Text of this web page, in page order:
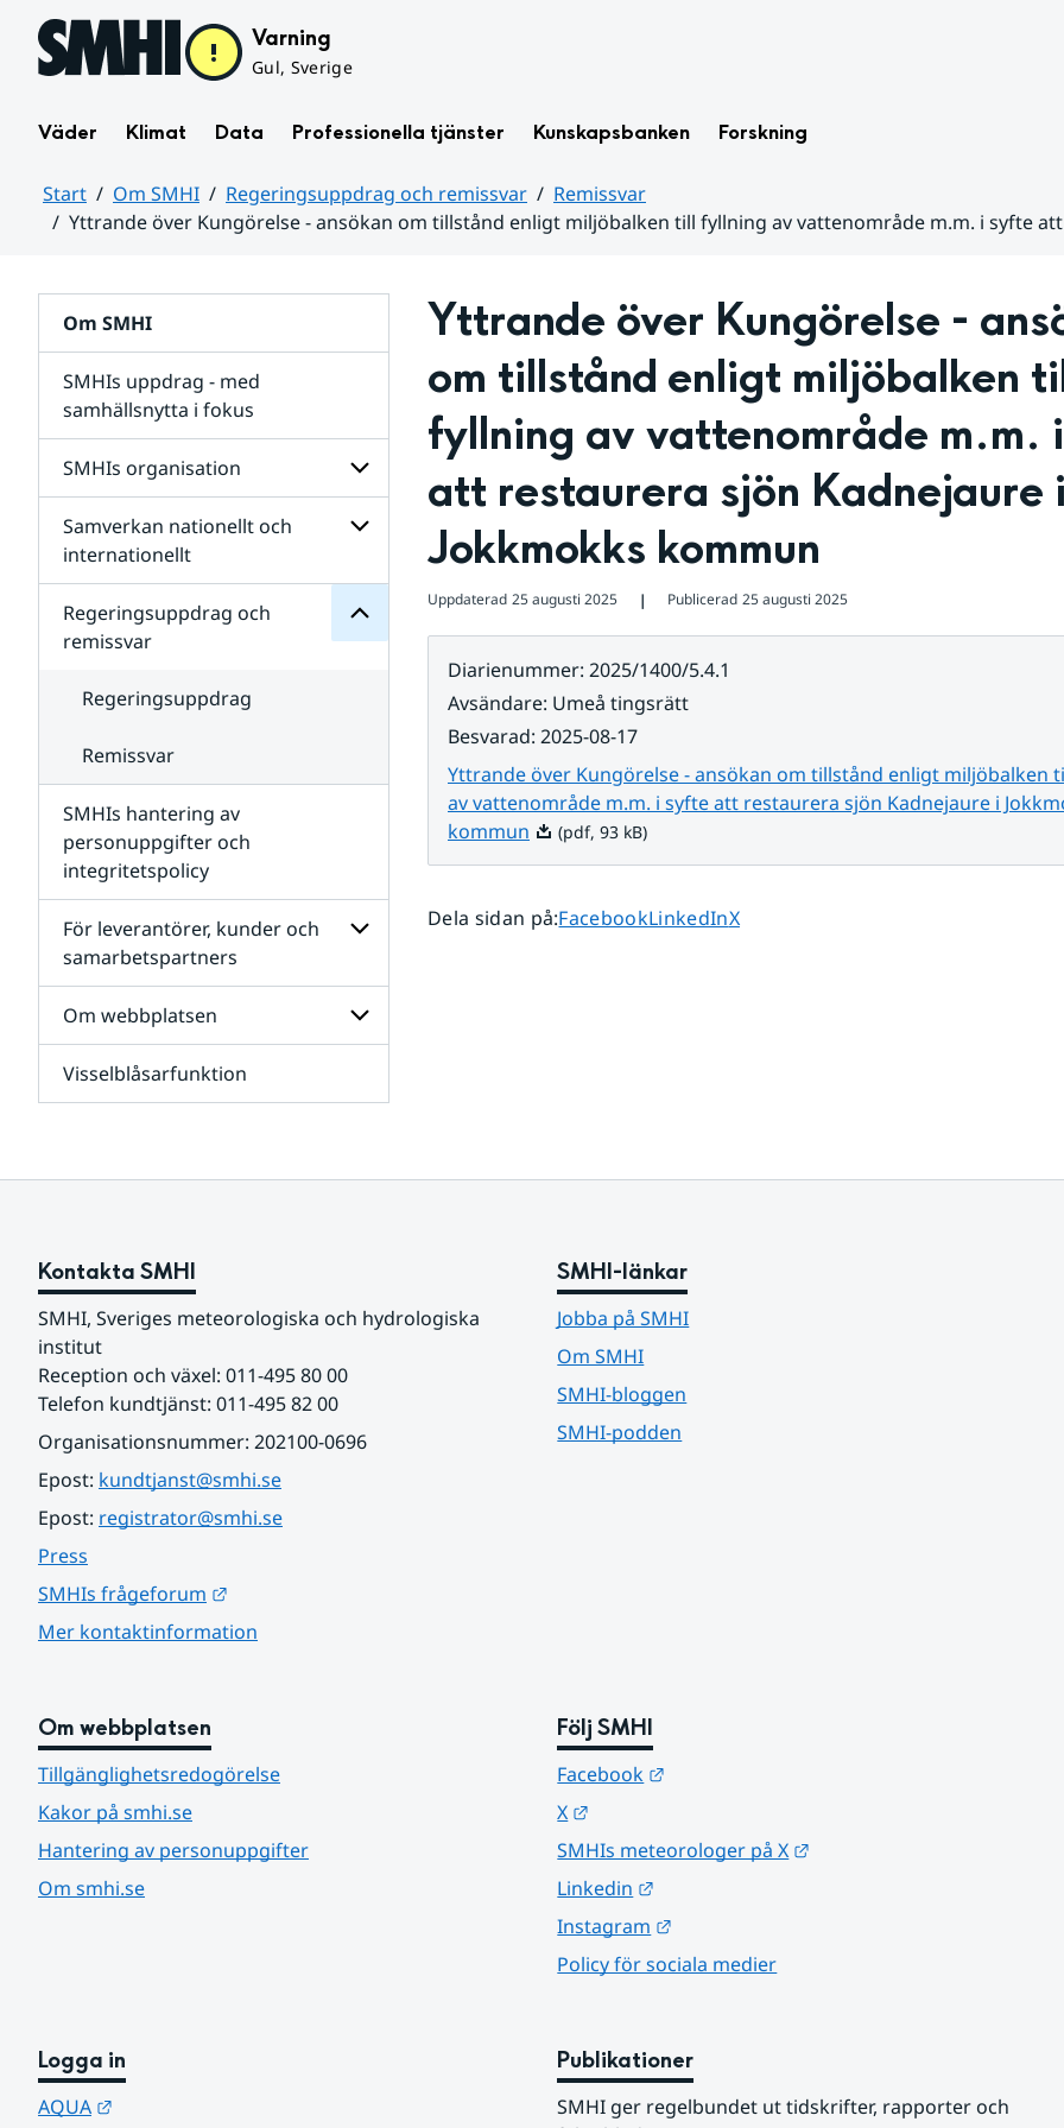
Hoppa till sidans innehåll Varning
Gul, Sverige
Väder Klimat Data Professionella tjänster Kunskapsbanken Forskning
Start Om SMHI Regeringsuppdrag och remissvar
Remissvar
Yttrande över Kungörelse - ansökan om tillstånd enligt miljöbalken till fyllning av vattenområde m.m. i syfte
Om SMHI
SMHIs uppdrag - med
samhällsnytta i fokus
SMHIs organisation
Undersidor
organisation
Samverkan nationellt och
internationellt
Undersidor
för
Samverkan
internationellt
Regeringsuppdrag och
remissvar
för
Regeringsuppdrag
remissvar
Regeringsuppdrag
Remissvar
SMHIs hantering av
personuppgifter och
integritetspolicy
För leverantörer, kunder och
samarbetspartners
Undersidor
för
och
Om webbplatsen
för
Visselblåsarfunktion
Yttrande över Kungörelse -
om tillstånd enligt miljöbalken
fyllning av vattenområde m.m.
att restaurera sjön Kadnejaure i
Jokkmokks kommun
Uppdaterad 25 augusti 2025 ❘ Publicerad 25 augusti 2025
Diarienummer: 2025/1400/5.4.1
Avsändare: Umeå tingsrätt
Besvarad: 2025-08-17
Yttrande över Kungörelse - ansökan om tillstånd enligt miljöbalken
av vattenområde m.m. i syfte att restaurera sjön Kadnejaure i
kommunPdf, 93 kB.
(pdf, 93 kB)
Dela sidan på:Dela sidan på
FacebookDela sidan på
LinkedInDela sidan på
X
Kontakta SMHI
SMHI, Sveriges meteorologiska och hydrologiska
institut
Reception och växel: 011-495 80 00
Telefon kundtjänst: 011-495 82 00
Organisationsnummer: 202100-0696
Epost: kundtjanst@smhi.se
Epost: registrator@smhi.se
Press
SMHIs frågeforum
Mer kontaktinformation
SMHI-länkar
Jobba på SMHI
Om SMHI
SMHI-bloggen
SMHI-podden
Om webbplatsen
Tillgänglighetsredogörelse
Kakor på smhi.se
Hantering av personuppgifter
Om smhi.se
Följ SMHI
Facebook
X
SMHIs meteorologer på X
Linkedin
Instagram
Policy för sociala medier
Logga in
AQUA
Publikationer
SMHI ger regelbundet ut tidskrifter, rapporter och